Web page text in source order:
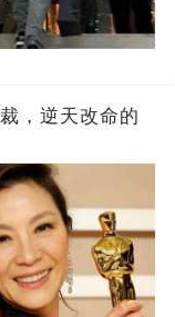
，逆天改命的